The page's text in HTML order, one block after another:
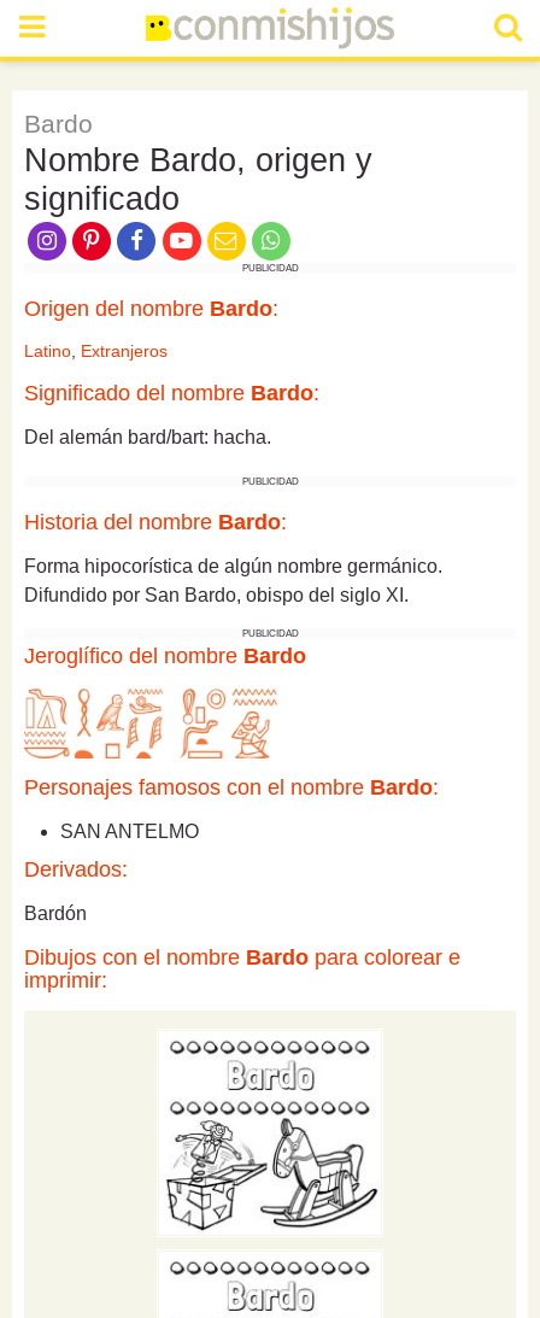
Bardo
Nombre Bardo, origen y
significado
PUBLICIDAD
Origen del nombre Bardo:
Latino, Extranjeros
Significado del nombre Bardo:
Del alemán bard/bart: hacha.
PUBLICIDAD
Historia del nombre Bardo:
Forma hipocorística de algún nombre germánico.
Difundido por San Bardo, obispo del siglo XI.
PUBLICIDAD
Jeroglífico del nombre Bardo
Personajes famosos con el nombre Bardo:
SAN ANTELMO
Derivados:
Bardón
Dibujos con el nombre Bardo para colorear e
imprimir: